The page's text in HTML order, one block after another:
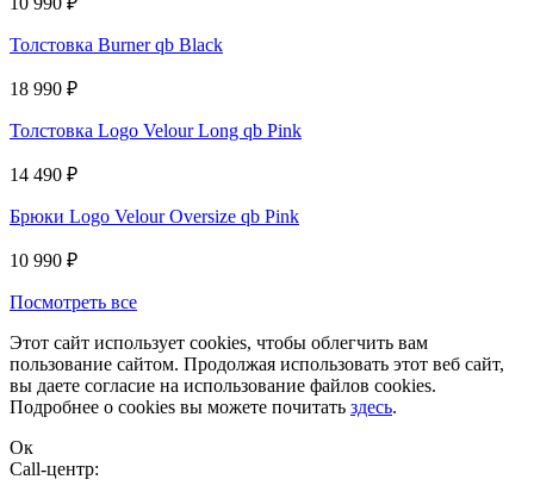
Толстовка Burner qb Black
18 990 ₽
Толстовка Logo Velour Long qb Pink
14 490 ₽
Брюки Logo Velour Oversize qb Pink
10 990 ₽
Посмотреть все
Этот сайт использует cookies, чтобы облегчить вам
пользование сайтом. Продолжая использовать этот веб сайт,
вы даете согласие на использование файлов cookies.
Подробнее о cookies вы можете почитать здесь.
Ок
Сall-центр: